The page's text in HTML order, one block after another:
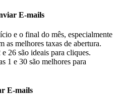
E-mails
e o final do mês, especialmente
as melhores taxas de abertura.
26 são ideais para cliques.
1 e 30 são melhores para
E-mails